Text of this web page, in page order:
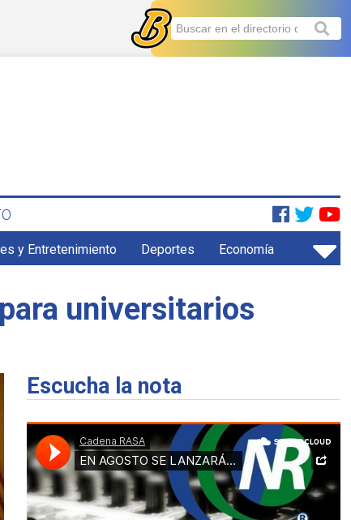
y Entretenimiento Deportes Economía
universitarios
Escucha la nota